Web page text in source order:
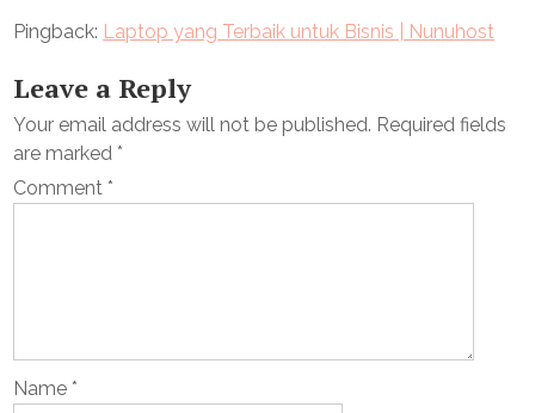
Pingback: Laptop yang Terbaik untuk Bisnis | Nunuhost
Leave a Reply
Your email address will not be published. Required fields
are marked*
Comment*
Name*